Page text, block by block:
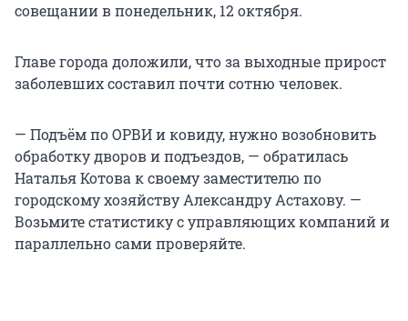
совещании в понедельник, 12 октября.
Главе города доложили, что за выходные прирост
заболевших составил почти сотню человек.
— Подъём по ОРВИ и ковиду, нужно возобновить
обработку дворов и подъездов, — обратилась
Наталья Котова к своему заместителю по
городскому хозяйству Александру Астахову. —
Возьмите статистику с управляющих компаний и
параллельно сами проверяйте.